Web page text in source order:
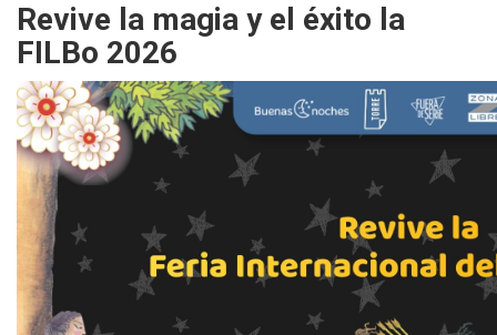
Revive la magia y el éxito la
FILBo 2026